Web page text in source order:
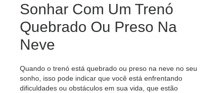
Sonhar Com Um Trenó
Quebrado Ou Preso Na
Neve
Quando o trenó está quebrado ou preso na neve no seu
sonho, isso pode indicar que você está enfrentando
dificuldades ou obstáculos em sua vida, que estão